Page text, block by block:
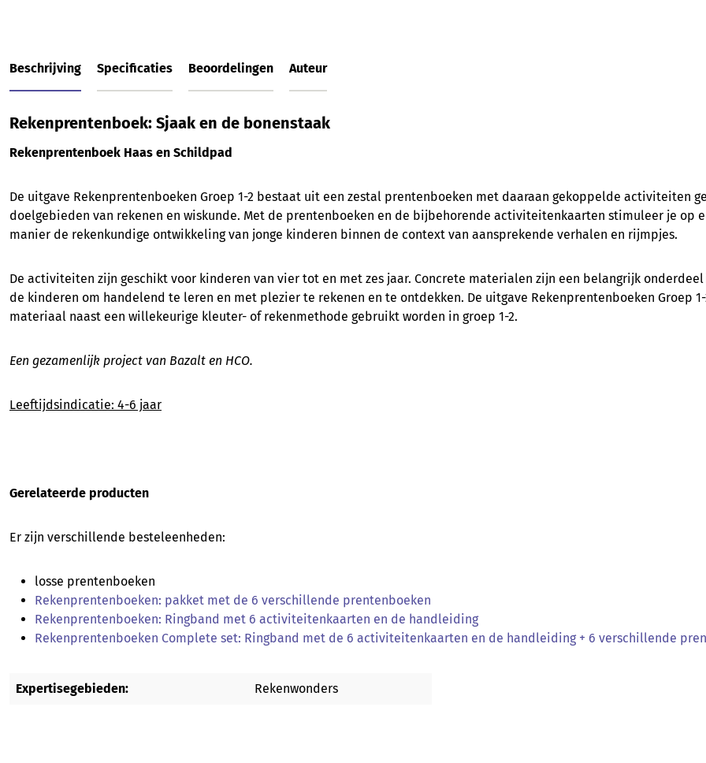
Beschrijving Specificaties Beoordelingen Auteur
Rekenprentenboek: Sjaak en de bonenstaak
Rekenprentenboek Haas en Schildpad
De uitgave Rekenprentenboeken Groep 1-2 bestaat uit een zestal prentenboeken met daaraan gekoppelde activiteiten
doelgebieden van rekenen en wiskunde. Met de prentenboeken en de bijbehorende activiteitenkaarten stimuleer je op
manier de rekenkundige ontwikkeling van jonge kinderen binnen de context van aansprekende verhalen en rijmpjes.
De activiteiten zijn geschikt voor kinderen van vier tot en met zes jaar. Concrete materialen zijn een belangrijk
de kinderen om handelend te leren en met plezier te rekenen en te ontdekken. De uitgave Rekenprentenboeken Groep
materiaal naast een willekeurige kleuter- of rekenmethode gebruikt worden in groep 1-2.
Een gezamenlijk project van Bazalt en HCO.
Leeftijdsindicatie: 4-6 jaar
Gerelateerde producten
Er zijn verschillende besteleenheden:
losse prentenboeken
Rekenprentenboeken: pakket met de 6 verschillende prentenboeken
Rekenprentenboeken: Ringband met 6 activiteitenkaarten en de handleiding
Rekenprentenboeken Complete set: Ringband met de 6 activiteitenkaarten en de handleiding + 6 verschillende
Expertisegebieden: Rekenwonders